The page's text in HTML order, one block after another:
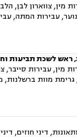
צווארון לבן,
עבירות המתה,
ראש לשכת תביעות
עבירות סייבר,
גרימת מוות
דיני חוזים,